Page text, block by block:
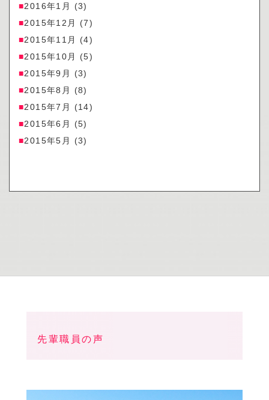
2016年1月
(3)
2015年12月
(7)
2015年11月
(4)
2015年10月
(5)
2015年9月
(3)
2015年8月
(8)
2015年7月
(14)
2015年6月
(5)
2015年5月
(3)
先輩職員の声